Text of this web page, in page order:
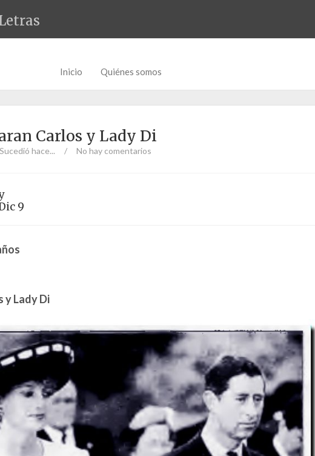
Inicio Quiénes somos
Carlos y Lady Di
Sucedió hace... / No hay comentarios
9
y Lady Di